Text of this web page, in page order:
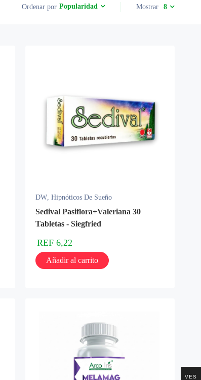
Ordenar por Popularidad Mostrar 8
DW, Hipnóticos De Sueño
Sedival Pasiflora+Valeriana 30
Tabletas - Siegfried
REF 6,22
Añadir al carrito
VES